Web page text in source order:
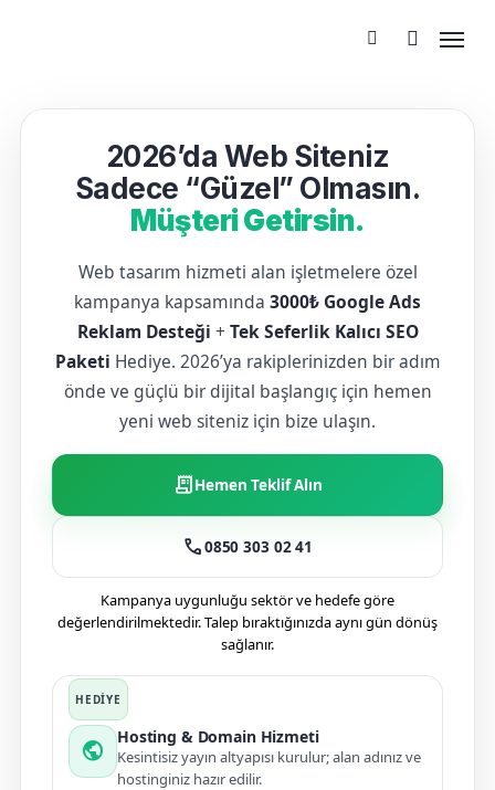
2026’da Web Siteniz
Sadece “Güzel” Olmasın.
Müşteri Getirsin.
Web tasarım hizmeti alan işletmelere özel
kampanya kapsamında 3000₺ Google Ads
Reklam Desteği + Tek Seferlik Kalıcı SEO
Paketi Hediye. 2026’ya rakiplerinizden bir adım
önde ve güçlü bir dijital başlangıç için hemen
yeni web siteniz için bize ulaşın.
receipt_longHemen Teklif Alın
call0850 303 02 41
Kampanya uygunluğu sektör ve hedefe göre
değerlendirilmektedir. Talep bıraktığınızda aynı gün dönüş
sağlanır.
public
Hosting & Domain Hizmeti
Kesintisiz yayın altyapısı kurulur; alan adınız ve
hostinginiz hazır edilir.